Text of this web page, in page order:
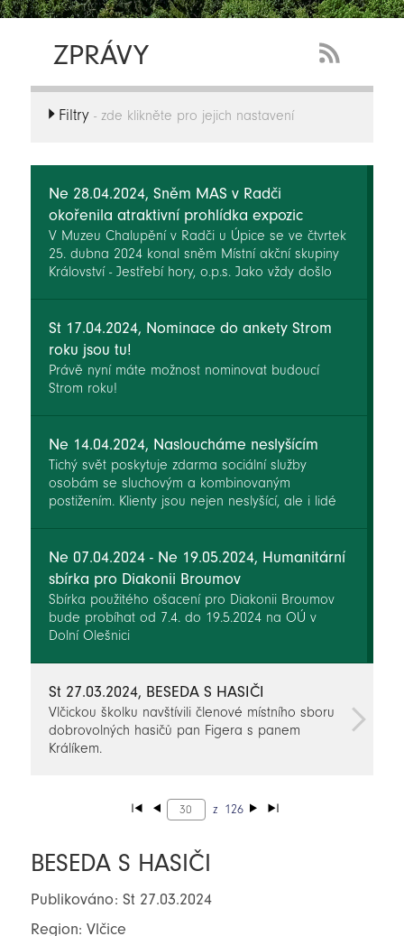
ZPRÁVY
Feed
Filtry- zde klikněte pro jejich nastavení
Ne 28.04.2024, Sněm MAS v Radči
okořenila atraktivní prohlídka expozic
V Muzeu Chalupění v Radči u Úpice se ve čtvrtek
25. dubna 2024 konal sněm Místní akční skupiny
Království - Jestřebí hory, o.p.s. Jako vždy došlo
předcházela prohlídka muzea. A že toho bylo k
vidění!
St 17.04.2024, Nominace do ankety Strom
roku jsou tu!
Právě nyní máte možnost nominovat budoucí
Strom roku!
Ne 14.04.2024, Nasloucháme neslyšícím
Tichý svět poskytuje zdarma sociální služby
osobám se sluchovým a kombinovaným
postižením. Klienty jsou nejen neslyšící, ale i lidé
sluch ztrácí. Nejbližší kontaktní místo se nachází v
Trutnově, Náchodě a Hradci Králové.
Ne 07.04.2024 - Ne 19.05.2024, Humanitární
sbírka pro Diakonii Broumov
Sbírka použitého ošacení pro Diakonii Broumov
bude probíhat od 7.4. do 19.5.2024 na OÚ v
Dolní Olešnici
St 27.03.2024, BESEDA S HASIČI
Vlčickou školku navštívili členové místního sboru
dobrovolných hasičů pan Figera s panem
Králíkem.
z 126
BESEDA S HASIČI
Publikováno: St 27.03.2024
Region: Vlčice